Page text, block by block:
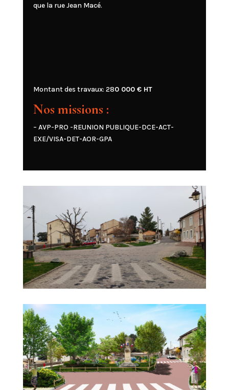
que la rue Jean Macé.
Montant des travaux: 280 000 € HT
Nos missions :
– AVP-PRO -REUNION PUBLIQUE-DCE-ACT-
EXE/VISA-DET-AOR-GPA